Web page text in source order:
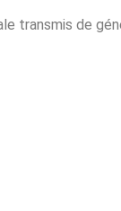
transmis de